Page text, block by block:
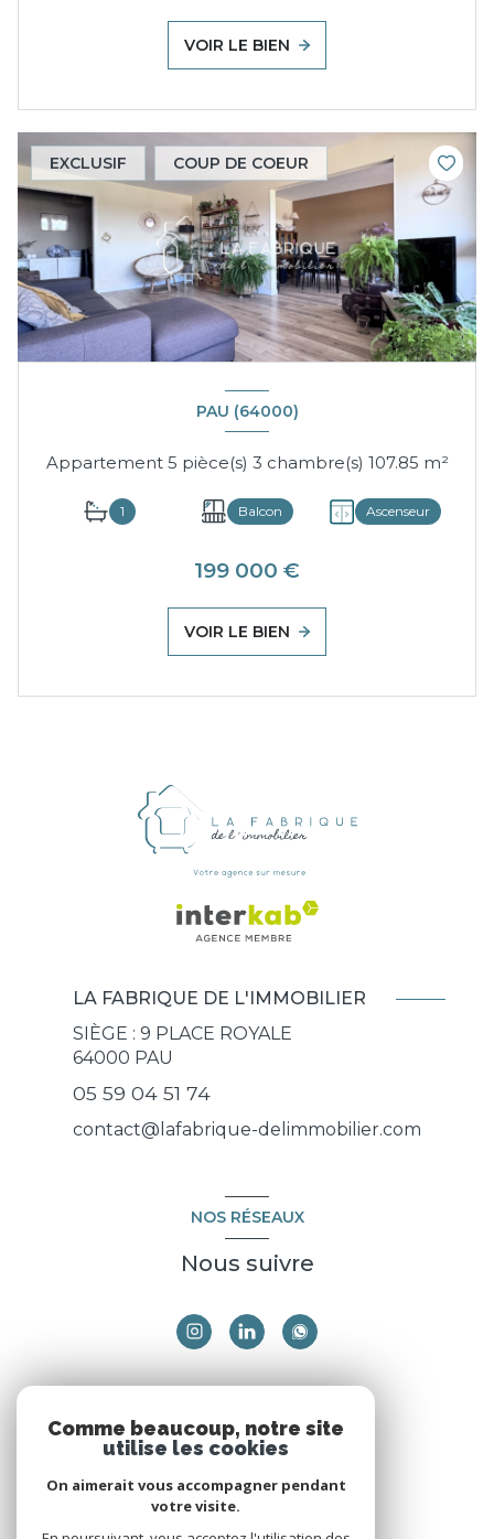
VOIR LE BIEN
EXCLUSIF COUP DE COEUR
PAU (64000)
Appartement 5 pièce(s) 3 chambre(s) 107.85 m²
1 Balcon Ascenseur
199 000 €
VOIR LE BIEN
LA FABRIQUE DE L'IMMOBILIER
SIÈGE : 9 PLACE ROYALE
64000 PAU
05 59 04 51 74
contact@lafabrique-delimmobilier.com
NOS RÉSEAUX
Nous suivre
Nous adhérons
Comme beaucoup, notre site
utilise les cookies
On aimerait vous accompagner pendant
votre visite.